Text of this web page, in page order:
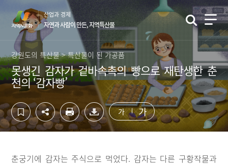
역
바
로
기
바
로
가
산업과 경제
자연과 사람이 만든, 지역특산물
강원도의 특산물 > 특산물이 된 가공품
못생긴 감자가 겉바속촉의 빵으로 재탄생한 춘
천의 ‘감자빵’
가 가
춘궁기에 감자는 주식으로 먹었다. 감자는 다른 구황작물과